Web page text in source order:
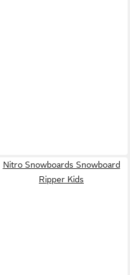
Nitro Snowboards Snowboard
Ripper Kids